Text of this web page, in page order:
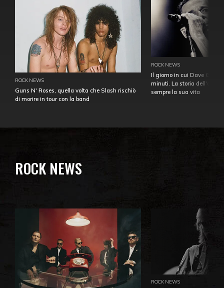
ROCK NEWS
Guns N' Roses, quella volta che Slash rischiò
di morire in tour con la band
ROCK NEWS
Il giorno in cui Dave
minuti. La storia
sempre la sua vita
ROCK NEWS
ROCK NEWS